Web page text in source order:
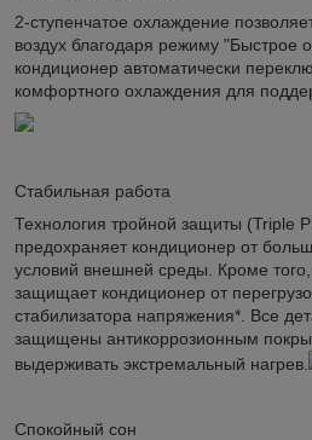
2-ступенчатое охлаждение
воздух благодаря режиму "Быстрое
кондиционер автоматически
комфортного охлаждения для
Стабильная работа
Технология тройной защиты (Triple
предохраняет кондиционер от
условий внешней среды. Кроме
защищает кондиционер от
стабилизатора напряжения*. Все
защищены антикоррозионным
выдерживать экстремальный нагрев.
Спокойный сон